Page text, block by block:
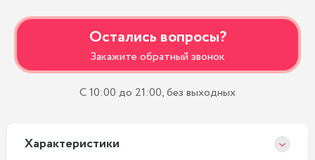
Остались вопросы?
Закажите обратный звонок
С 10:00 до 21:00, без выходных
Xарактеристики